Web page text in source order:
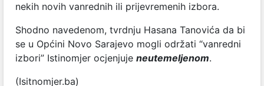
nekih novih vanrednih ili prijevremenih izbora.
Shodno navedenom, tvrdnju Hasana Tanovića da bi
se u Općini Novo Sarajevo mogli održati “vanredni
izbori” Istinomjer ocjenjuje neutemeljenom.
(Isitnomjer.ba)